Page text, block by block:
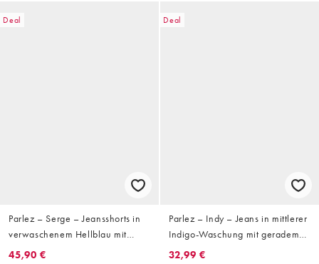
Deal
Parlez – Serge – Jeansshorts in
verwaschenem Hellblau mit
Bindegürtel
45,90 €
Deal
Parlez – Indy – Jeans in mittlerer
Indigo-Waschung mit geradem
Bein
32,99 €